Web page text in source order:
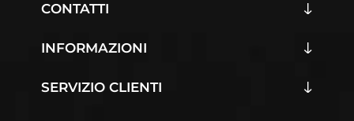
CONTATTI
INFORMAZIONI
SERVIZIO CLIENTI